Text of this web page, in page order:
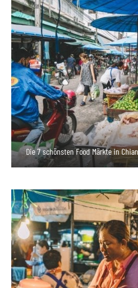
Die 7 schönsten Food Märkte in